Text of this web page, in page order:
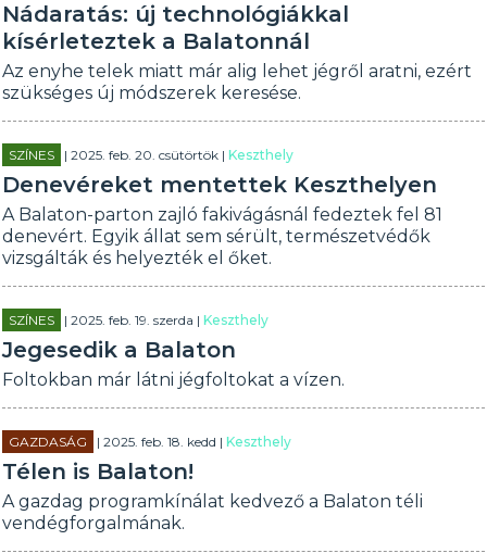
Nádaratás: új technológiákkal
kísérleteztek a Balatonnál
Az enyhe telek miatt már alig lehet jégről aratni, ezért
szükséges új módszerek keresése.
SZÍNES | 2025. feb. 20. csütörtök |Keszthely
Denevéreket mentettek Keszthelyen
A Balaton-parton zajló fakivágásnál fedeztek fel 81
denevért. Egyik állat sem sérült, természetvédők
vizsgálták és helyezték el őket.
SZÍNES | 2025. feb. 19. szerda |Keszthely
Jegesedik a Balaton
Foltokban már látni jégfoltokat a vízen.
GAZDASÁG | 2025. feb. 18. kedd |Keszthely
Télen is Balaton!
A gazdag programkínálat kedvező a Balaton téli
vendégforgalmának.